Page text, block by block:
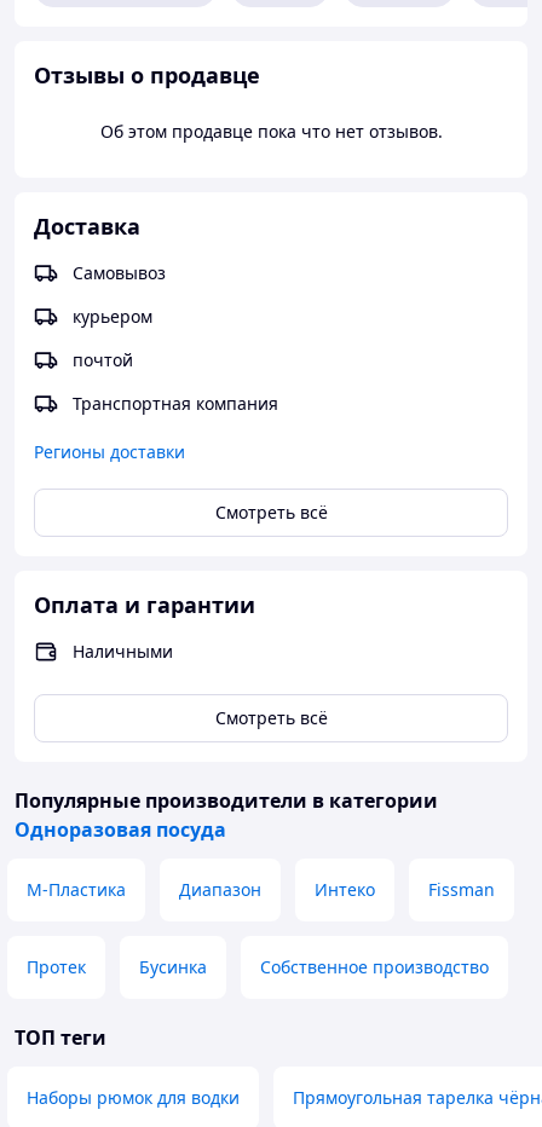
Отзывы о продавце
Об этом продавце пока что нет отзывов.
Доставка
Самовывоз
курьером
почтой
Транспортная компания
Регионы доставки
Смотреть всё
Оплата и гарантии
Наличными
Смотреть всё
Популярные производители в категории
Одноразовая посуда
М-Пластика Диапазон Интеко Fissman
Протек Бусинка Собственное производство
ТОП теги
Наборы рюмок для водки Прямоугольная тарелка